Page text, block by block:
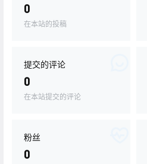
0
在本站的投稿
提交的评论
0
在本站提交的评论
粉丝
0